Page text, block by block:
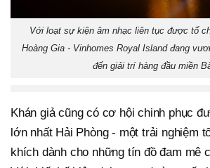
Với loạt sự kiện âm nhạc liên tục được tổ
Hoàng Gia - Vinhomes Royal Island đang
đến giải trí hàng đầu miền
Khán giả cũng có cơ hội chinh phục
lớn nhất Hải Phòng - một trải nghiệm
khích dành cho những tín đồ đam mê